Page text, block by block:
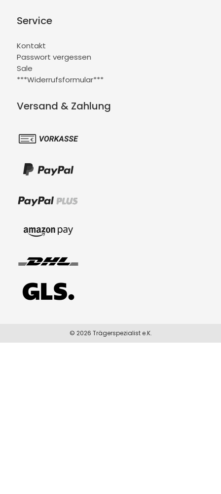
Service
Kontakt
Passwort vergessen
Sale
***Widerrufsformular***
Versand & Zahlung
© 2026 Trägerspezialist e.K.